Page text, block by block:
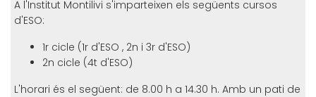
A l'Institut Montilivi s'imparteixen els següents cursos
d'ESO:
1r cicle (1r d'ESO , 2n i 3r d'ESO)
2n cicle (4t d'ESO)
L'horari és el següent: de 8.00 h a 14.30 h. Amb un pati de